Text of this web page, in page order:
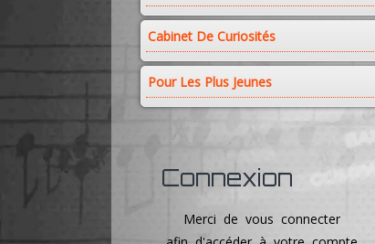
Cabinet De Curiosités
Pour Les Plus Jeunes
Connexion
Merci de vous connecter